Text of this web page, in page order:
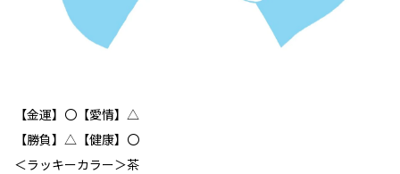
【金運】〇【愛情】△
【勝負】△【健康】〇
＜ラッキーカラー＞茶